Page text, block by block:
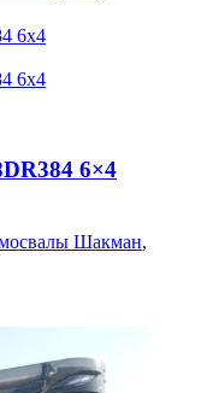
6×4
Шакман,